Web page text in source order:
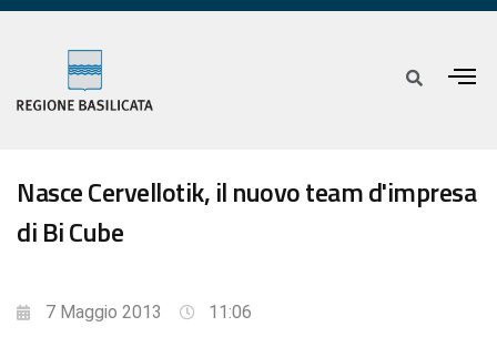
Nasce Cervellotik, il nuovo team d'impresa
di Bi Cube
7 Maggio 2013 11:06